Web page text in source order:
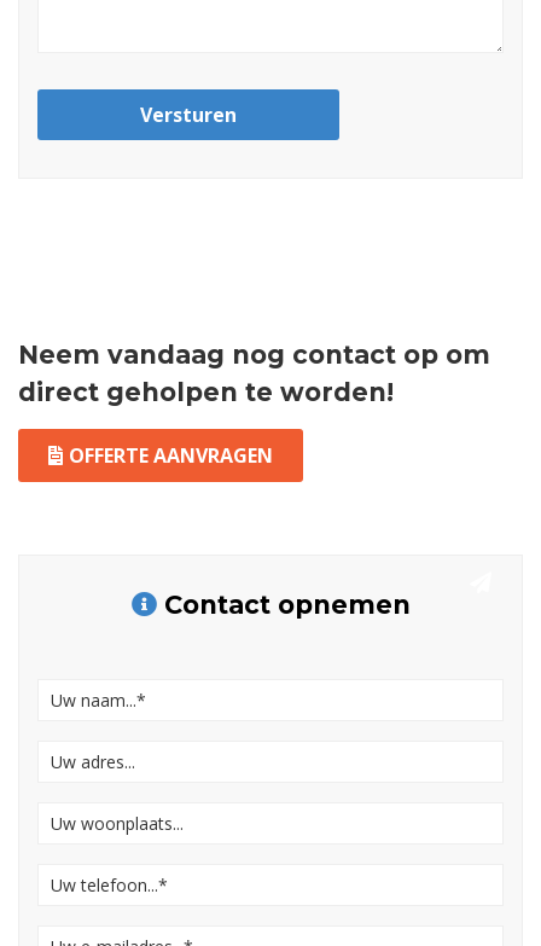
Versturen
Neem vandaag nog contact op om
direct geholpen te worden!
OFFERTE AANVRAGEN
Contact opnemen